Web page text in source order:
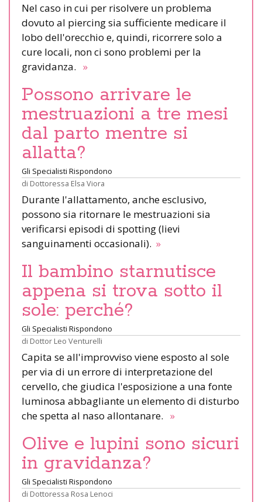
Nel caso in cui per risolvere un problema
dovuto al piercing sia sufficiente medicare il
lobo dell'orecchio e, quindi, ricorrere solo a
cure locali, non ci sono problemi per la
gravidanza. »
Possono arrivare le
mestruazioni a tre mesi
dal parto mentre si
allatta?
Gli Specialisti Rispondono
di Dottoressa Elsa Viora
Durante l'allattamento, anche esclusivo,
possono sia ritornare le mestruazioni sia
verificarsi episodi di spotting (lievi
sanguinamenti occasionali). »
Il bambino starnutisce
appena si trova sotto il
sole: perché?
Gli Specialisti Rispondono
di Dottor Leo Venturelli
Capita se all'improvviso viene esposto al sole
per via di un errore di interpretazione del
cervello, che giudica l'esposizione a una fonte
luminosa abbagliante un elemento di disturbo
che spetta al naso allontanare. »
Olive e lupini sono sicuri
in gravidanza?
Gli Specialisti Rispondono
di Dottoressa Rosa Lenoci